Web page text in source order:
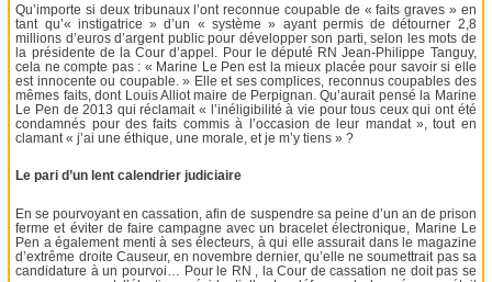
Qu’importe si deux tribunaux l’ont reconnue coupable de « faits graves » en
tant qu’« instigatrice » d’un « système » ayant permis de détourner 2,8
millions d’euros d’argent public pour développer son parti, selon les mots de
la présidente de la Cour d’appel. Pour le député RN Jean-Philippe Tanguy,
cela ne compte pas : « Marine Le Pen est la mieux placée pour savoir si elle
est innocente ou coupable. » Elle et ses complices, reconnus coupables des
mêmes faits, dont Louis Alliot maire de Perpignan. Qu’aurait pensé la Marine
Le Pen de 2013 qui réclamait « l’inéligibilité à vie pour tous ceux qui ont été
condamnés pour des faits commis à l’occasion de leur mandat », tout en
clamant « j’ai une éthique, une morale, et je m’y tiens » ?
Le pari d’un lent calendrier judiciaire
En se pourvoyant en cassation, afin de suspendre sa peine d’un an de prison
ferme et éviter de faire campagne avec un bracelet électronique, Marine Le
Pen a également menti à ses électeurs, à qui elle assurait dans le magazine
d’extrême droite Causeur, en novembre dernier, qu’elle ne soumettrait pas sa
candidature à un pourvoi… Pour le RN , la Cour de cassation ne doit pas se